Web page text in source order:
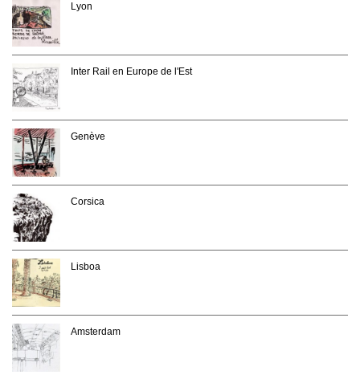
Lyon
Inter Rail en Europe de l'Est
Genève
Corsica
Lisboa
Amsterdam